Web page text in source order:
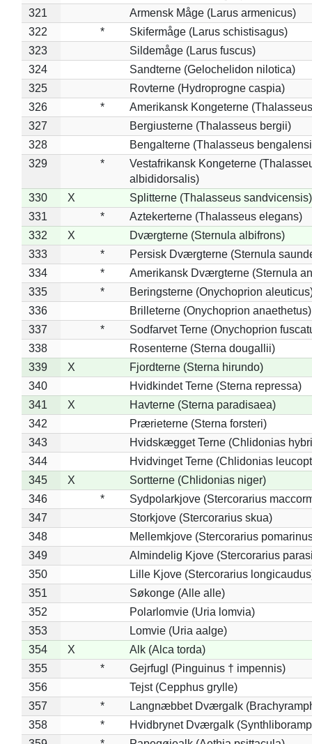
321
Armensk Måge (Larus armenicus)
322
*
Skifermåge (Larus schistisagus)
323
Sildemåge (Larus fuscus)
324
Sandterne (Gelochelidon nilotica)
325
Rovterne (Hydroprogne caspia)
326
*
Amerikansk Kongeterne
327
Bergiusterne (Thalasseus bergii)
328
Bengalterne (Thalasseus
329
*
Vestafrikansk Kongeterne
albididorsalis)
330
X
Splitterne (Thalasseus sandvicensis)
331
*
Aztekerterne (Thalasseus elegans)
332
X
Dværgterne (Sternula albifrons)
333
*
Persisk Dværgterne (Sternula
334
*
Amerikansk Dværgterne (Sternula
335
*
Beringsterne (Onychoprion
336
Brilleterne (Onychoprion anaethetus)
337
*
Sodfarvet Terne (Onychoprion
338
Rosenterne (Sterna dougallii)
339
X
Fjordterne (Sterna hirundo)
340
Hvidkindet Terne (Sterna repressa)
341
X
Havterne (Sterna paradisaea)
342
Prærieterne (Sterna forsteri)
343
Hvidskægget Terne (Chlidonias
344
Hvidvinget Terne (Chlidonias
345
X
Sortterne (Chlidonias niger)
346
*
Sydpolarkjove (Stercorarius
347
Storkjove (Stercorarius skua)
348
Mellemkjove (Stercorarius
349
Almindelig Kjove (Stercorarius
350
Lille Kjove (Stercorarius
351
Søkonge (Alle alle)
352
Polarlomvie (Uria lomvia)
353
Lomvie (Uria aalge)
354
X
Alk (Alca torda)
355
*
Gejrfugl (Pinguinus † impennis)
356
Tejst (Cepphus grylle)
357
*
Langnæbbet Dværgalk
358
*
Hvidbrynet Dværgalk